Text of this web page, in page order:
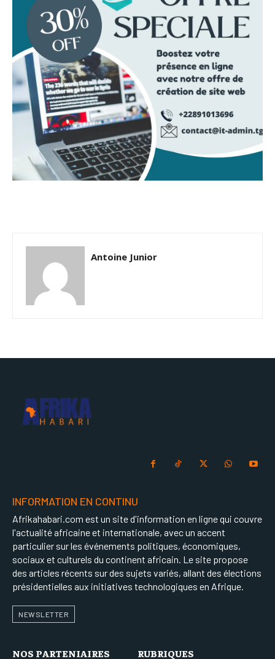
Antoine Junior
INFORMATION EN CONTINU
Afrikahabari.com est un site d'information en ligne qui couvre
l'actualité africaine et internationale, avec un accent
particulier sur les événements politiques, économiques,
sociaux et culturels du continent africain. Le site propose
des articles récents sur des sujets variés, allant des élections
présidentielles aux initiatives technologiques en Afrique.
NEWSLETTER
NOS PARTENIAIRES RUBRIQUES